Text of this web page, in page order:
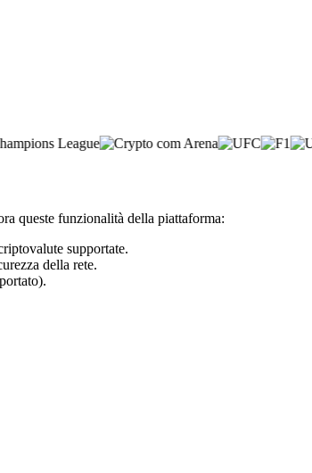
queste funzionalità della piattaforma:
supportate.
della rete.